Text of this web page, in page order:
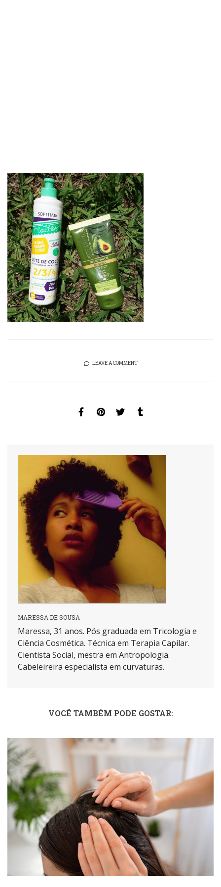
LEAVE A COMMENT
MARESSA DE SOUSA
Maressa, 31 anos. Pós graduada em Tricologia e
Ciência Cosmética. Técnica em Terapia Capilar.
Cientista Social, mestra em Antropologia.
Cabeleireira especialista em curvaturas.
VOCÊ TAMBÉM PODE GOSTAR: